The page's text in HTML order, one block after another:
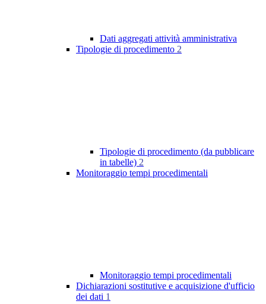
Dati aggregati attività amministrativa
Tipologie di procedimento 2
Tipologie di procedimento (da pubblicare
in tabelle) 2
Monitoraggio tempi procedimentali
Monitoraggio tempi procedimentali
Dichiarazioni sostitutive e acquisizione d'ufficio
dei dati 1